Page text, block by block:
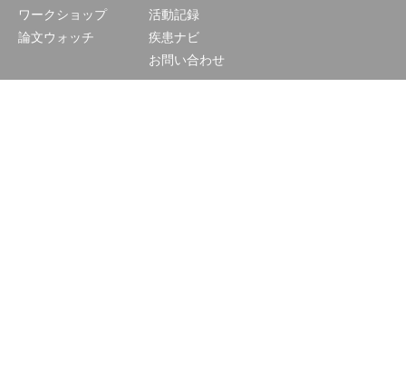
ワークショップ
論文ウォッチ
活動記録
疾患ナビ
お問い合わせ